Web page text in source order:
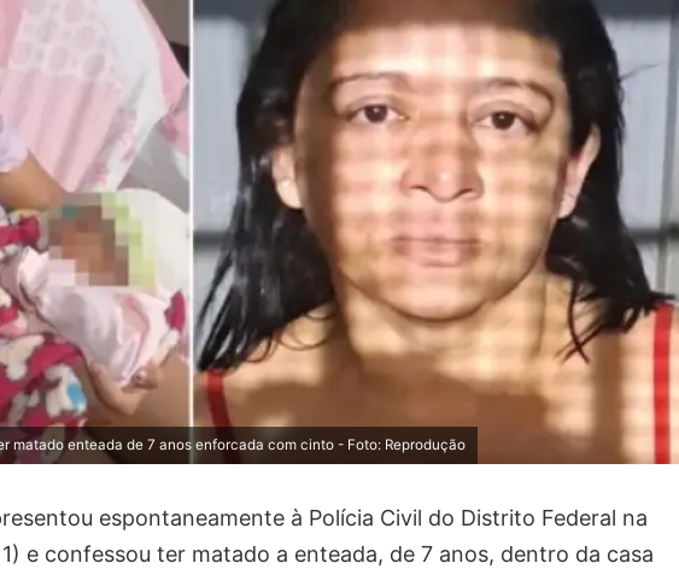
matado enteada de 7 anos enforcada com cinto - Foto: Reprodução
espontaneamente à Polícia Civil do Distrito Federal na
e confessou ter matado a enteada, de 7 anos, dentro da casa